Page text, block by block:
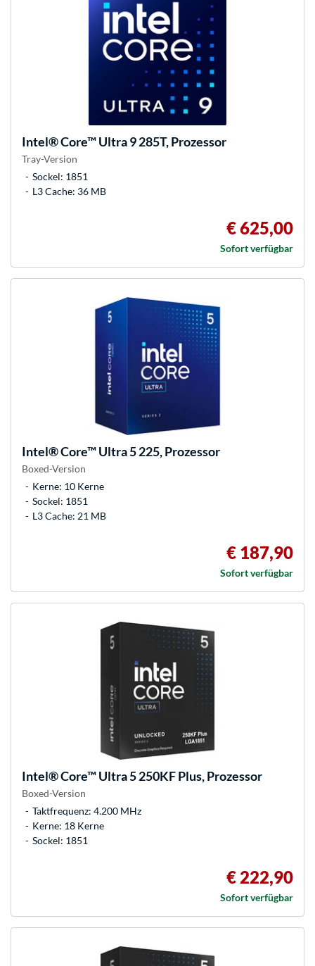
Intel®Core™ Ultra 9 285T, Prozessor
Tray-Version
Sockel: 1851
L3 Cache: 36 MB
€ 625,00
Sofort verfügbar
Intel®Core™ Ultra 5 225, Prozessor
Boxed-Version
Kerne: 10 Kerne
Sockel: 1851
L3 Cache: 21 MB
€ 187,90
Sofort verfügbar
Intel®Core™ Ultra 5 250KF Plus, Prozessor
Boxed-Version
Taktfrequenz: 4.200 MHz
Kerne: 18 Kerne
Sockel: 1851
€ 222,90
Sofort verfügbar